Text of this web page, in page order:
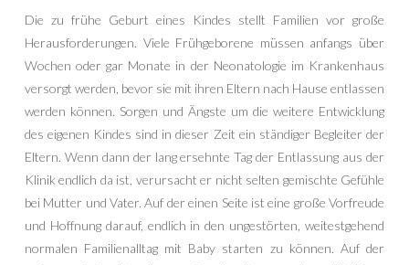
Die zu frühe Geburt eines Kindes stellt Familien vor große
Herausforderungen. Viele Frühgeborene müssen anfangs über
Wochen oder gar Monate in der Neonatologie im Krankenhaus
versorgt werden, bevor sie mit ihren Eltern nach Hause entlassen
werden können. Sorgen und Ängste um die weitere Entwicklung
des eigenen Kindes sind in dieser Zeit ein ständiger Begleiter der
Eltern. Wenn dann der lang ersehnte Tag der Entlassung aus der
Klinik endlich da ist, verursacht er nicht selten gemischte Gefühle
bei Mutter und Vater. Auf der einen Seite ist eine große Vorfreude
und Hoffnung darauf, endlich in den ungestörten, weitestgehend
normalen Familienalltag mit Baby starten zu können. Auf der